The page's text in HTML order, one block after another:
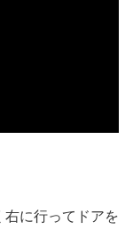
右に行ってドアを